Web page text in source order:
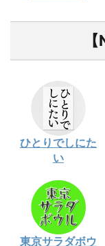
ひとりでしにた
い
東京サラダボウ